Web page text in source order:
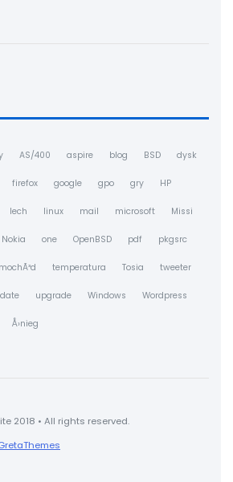
AS/400 aspire blog BSD dysk
firefox google gpo gry HP
lech linux mail microsoft Missi
Nokia one OpenBSD pdf pkgsrc
temperatura Tosia tweeter
upgrade Windows Wordpress
Å›nieg
2018 • All rights reserved.